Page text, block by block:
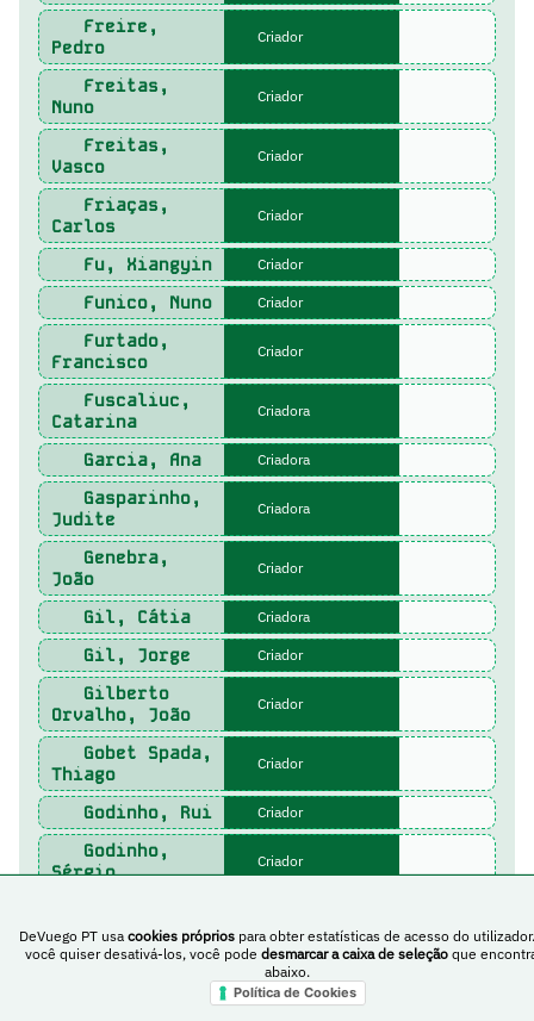
Freire,
Pedro
Criador
Freitas,
Nuno
Criador
Freitas,
Vasco
Criador
Friaças,
Carlos
Criador
Fu, Xiangyin Criador
Funico, Nuno Criador
Furtado,
Francisco
Criador
Fuscaliuc,
Catarina
Criadora
Garcia, Ana Criadora
Gasparinho,
Judite
Criadora
Genebra,
João
Criador
Gil, Cátia Criadora
Gil, Jorge Criador
Gilberto
Orvalho, João
Criador
Gobet Spada,
Thiago
Criador
Godinho, Rui Criador
Godinho,
Sérgio
Criador
Tiago
Criadora
DeVuego PT usa cookies próprios para obter estatísticas de acesso do
você quiser desativá-los, você pode desmarcar a caixa de seleção que
abaixo.
Política de Cookies